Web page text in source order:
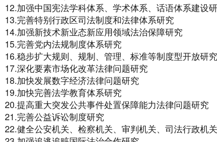
12.加强中国宪法学科体系、学术体系、话语体系建设
13.完善特别行政区司法制度和法律体系研究
14.加强新技术新业态新应用领域法治保障研究
15.完善党内法规制度体系研究
16.稳步扩大规则、规制、管理、标准等制度型开放研究
17.深化要素市场化改革法律问题研究
18.加快发展数字经济法律问题研究
19.加快完善法学教育体系研究
20.提高重大突发公共事件处置保障能力法律问题研究
21.完善公益诉讼制度研究
22.健全公安机关、检察机关、审判机关、司法行政机